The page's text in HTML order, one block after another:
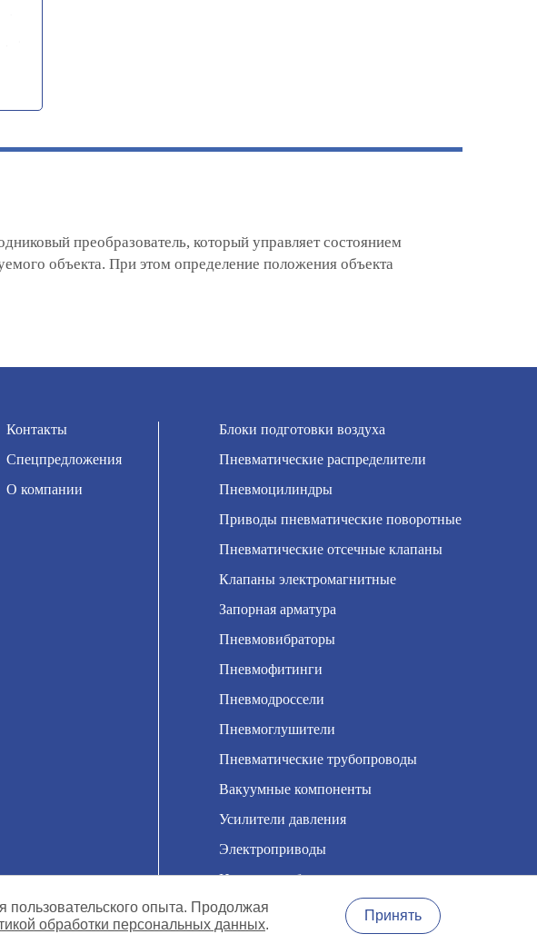
преобразователь, который управляет состоянием
объекта. При этом определение положения объекта
Контакты
Спецпредложения
О компании
Блоки подготовки воздуха
Пневматические распределители
Пневмоцилиндры
Приводы пневматические поворотные
Пневматические отсечные клапаны
Клапаны электромагнитные
Запорная арматура
Пневмовибраторы
Пневмофитинги
Пневмодроссели
Пневмоглушители
Пневматические трубопроводы
Вакуумные компоненты
Усилители давления
Электроприводы
Насосы мембранные
опыта. Продолжая
обработки персональных данных.
Принять